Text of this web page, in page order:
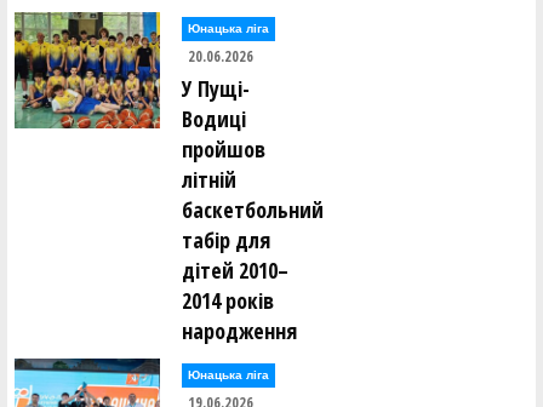
Юнацька ліга
20.06.2026
У Пущі-
Водиці
пройшов
літній
баскетбольний
табір для
дітей 2010–
2014 років
народження
Юнацька ліга
19.06.2026